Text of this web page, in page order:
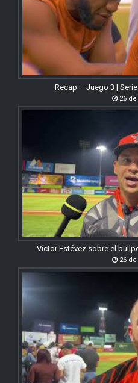
Recap – Juego 3 |
26 de
Víctor Estévez sobre el
26 de